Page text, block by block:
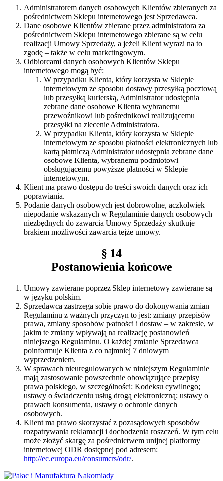
Administratorem danych osobowych Klientów zbieranych za
pośrednictwem Sklepu internetowego jest Sprzedawca.
Dane osobowe Klientów zbierane przez administratora za
pośrednictwem Sklepu internetowego zbierane są w celu
realizacji Umowy Sprzedaży, a jeżeli Klient wyrazi na to
zgodę – także w celu marketingowym.
Odbiorcami danych osobowych Klientów Sklepu
internetowego mogą być:
W przypadku Klienta, który korzysta w Sklepie
internetowym ze sposobu dostawy przesyłką pocztową
lub przesyłką kurierską, Administrator udostępnia
zebrane dane osobowe Klienta wybranemu
przewoźnikowi lub pośrednikowi realizującemu
przesyłki na zlecenie Administratora.
W przypadku Klienta, który korzysta w Sklepie
internetowym ze sposobu płatności elektronicznych lub
kartą płatniczą Administrator udostępnia zebrane dane
osobowe Klienta, wybranemu podmiotowi
obsługującemu powyższe płatności w Sklepie
internetowym.
Klient ma prawo dostępu do treści swoich danych oraz ich
poprawiania.
Podanie danych osobowych jest dobrowolne, aczkolwiek
niepodanie wskazanych w Regulaminie danych osobowych
niezbędnych do zawarcia Umowy Sprzedaży skutkuje
brakiem możliwości zawarcia tejże umowy.
§ 14
Postanowienia końcowe
Umowy zawierane poprzez Sklep internetowy zawierane są
w języku polskim.
Sprzedawca zastrzega sobie prawo do dokonywania zmian
Regulaminu z ważnych przyczyn to jest: zmiany przepisów
prawa, zmiany sposobów płatności i dostaw – w zakresie, w
jakim te zmiany wpływają na realizację postanowień
niniejszego Regulaminu. O każdej zmianie Sprzedawca
poinformuje Klienta z co najmniej 7 dniowym
wyprzedzeniem.
W sprawach nieuregulowanych w niniejszym Regulaminie
mają zastosowanie powszechnie obowiązujące przepisy
prawa polskiego, w szczególności: Kodeksu cywilnego;
ustawy o świadczeniu usług drogą elektroniczną; ustawy o
prawach konsumenta, ustawy o ochronie danych
osobowych.
Klient ma prawo skorzystać z pozasądowych sposobów
rozpatrywania reklamacji i dochodzenia roszczeń. W tym celu
może złożyć skargę za pośrednictwem unijnej platformy
internetowej ODR dostępnej pod adresem:
http://ec.europa.eu/consumers/odr/.